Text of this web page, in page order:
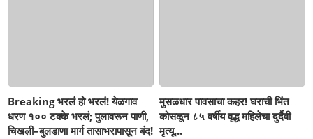
Breaking भरलं हो भरलं! येळगाव
धरण १०० टक्के भरलं; पुलावरून पाणी,
चिखली–बुलडाणा मार्ग तासाभरापासून बंद!
मुसळधार पावसाचा कहर! घराची भिंत
कोसळून ८५ वर्षीय वृद्ध महिलेचा दुर्दैवी
मृत्यू...